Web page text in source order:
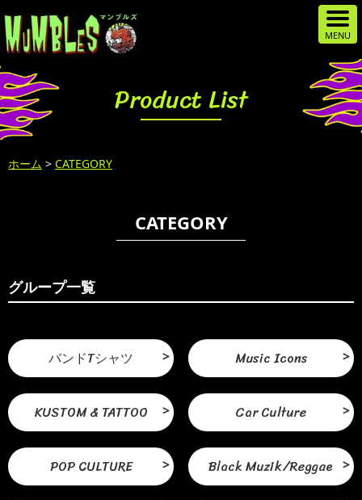
Product List
ホーム > CATEGORY
CATEGORY
グループ一覧
バンドTシャツ Music Icons
KUSTOM & TATTOO Car Culture
POP CULTURE Black Muzik/Reggae